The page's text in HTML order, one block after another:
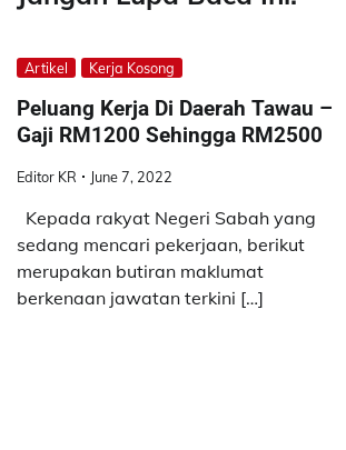
Artikel Kerja Kosong
Peluang Kerja Di Daerah Tawau –
Gaji RM1200 Sehingga RM2500
Editor KR June 7, 2022
Kepada rakyat Negeri Sabah yang
sedang mencari pekerjaan, berikut
merupakan butiran maklumat
berkenaan jawatan terkini […]